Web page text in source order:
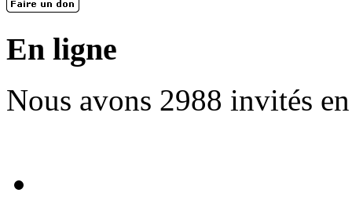
En 2004, une dizaine de personnes contribuèrent au lancement de
En ligne
Nous avons 2988 invités